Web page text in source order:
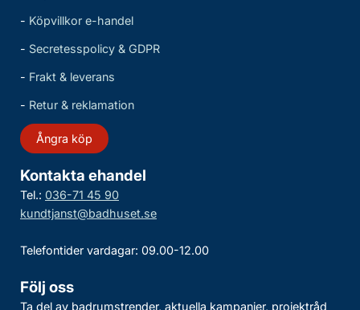
- Köpvillkor e-handel
- Secretesspolicy & GDPR
- Frakt & leverans
- Retur & reklamation
Ångra köp
Kontakta ehandel
Tel.: 036-71 45 90
kundtjanst@badhuset.se
Telefontider vardagar: 09.00-12.00
Följ oss
Ta del av badrumstrender, aktuella kampanjer, projektråd